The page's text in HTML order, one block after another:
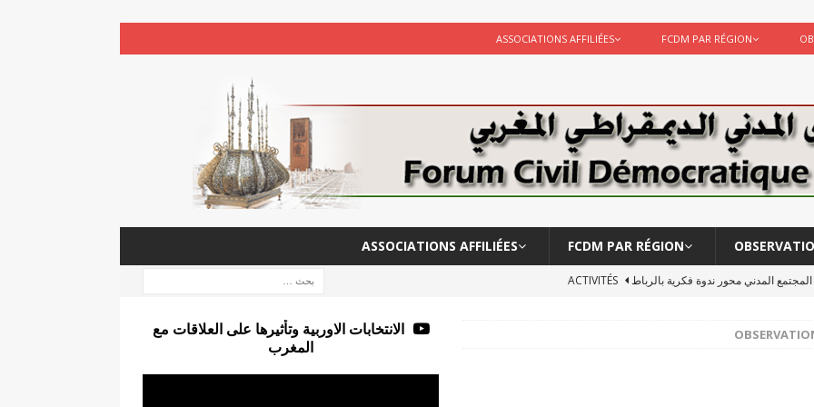
FCDM PAR RÉGION
ASSOCIATIONS AFFILIÉES
FCDM PAR RÉGION
ASSOCIATIONS AFFILIÉES
المجتمع المدني محور ندوة فكرية بالرباط
الأستاد احمد مخزن
Le CERSS et le FCDM participent à l’observation des élections
الانتخابات الاوربية وتأثيرها على العلاقات مع
المغرب